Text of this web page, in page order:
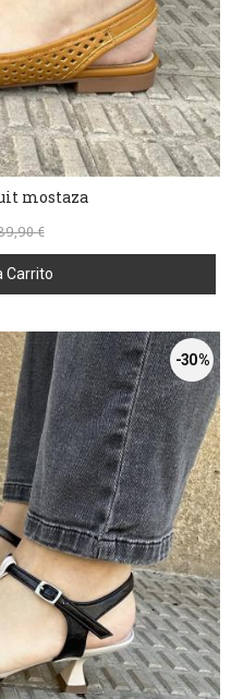
mostaza
€
Carrito
-30 %